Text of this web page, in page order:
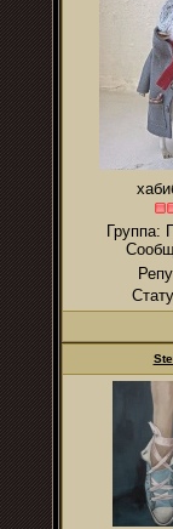
Группа: